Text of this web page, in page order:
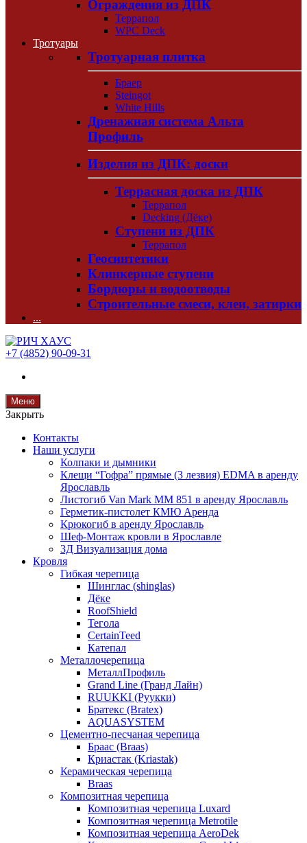
Ограждения из ДПК
Террапол
WPC Deck
Тротуары
Тротуарная плитка
Браер
Steingot
White Hills
Дренажная система Альта
Профиль
Изделия из ДПК: доски
Террасная доска из ДПК
Террапол
Decking (Дёке)
Ступени из ДПК
Террапол
Геосинтетики
Клинкерные ступени
Бордюры и водоотводы
Строительные смеси, клеи, затирки
...
+7 (4852) 90-09-31
Меню
Закрыть
Контакты
Наши услуги
Колпаки и дымники
Клещи “Гофра” прямые (3 лезвия) EDMA в аренду
Ярославль
Листогиб Van Mark MM 851 в аренду Ярославль
Герметик-пистолет КМЮ Аренда
Крюкогиб в аренду Ярославль
Шеф-Монтаж кровли в Ярославле
3Д Визуализация дома
Кровля
Гибкая черепица
Шинглас (shinglas)
Дёке
RoofShield
Тегола
CertainTeed
Катепал
Металлочерепица
МеталлПрофиль
Grand Line (Гранд Лайн)
RUUKKI (Руукки)
Братекс (Bratex)
AQUASYSTEM
Цементно-песчаная черепица
Браас (Braas)
Криастак (Kriastak)
Керамическая черепица
Braas
Композитная черепица
Композитная черепица Luxard
Композитная черепица Metrotile
Композитная черепица AeroDek